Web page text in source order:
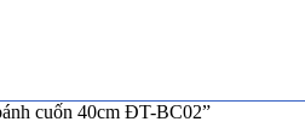
cuốn 40cm ĐT-BC02”